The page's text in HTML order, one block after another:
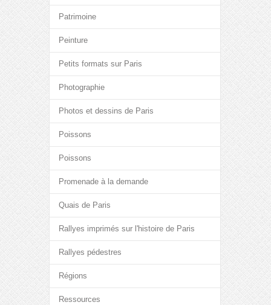
Patrimoine
Peinture
Petits formats sur Paris
Photographie
Photos et dessins de Paris
Poissons
Poissons
Promenade à la demande
Quais de Paris
Rallyes imprimés sur l'histoire de Paris
Rallyes pédestres
Régions
Ressources